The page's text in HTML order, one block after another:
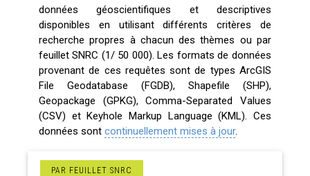
données géoscientifiques et descriptives
disponibles en utilisant différents critères de
recherche propres à chacun des thèmes ou par
feuillet SNRC (1/ 50 000). Les formats de données
provenant de ces requêtes sont de types ArcGIS
File Geodatabase (FGDB), Shapefile (SHP),
Geopackage (GPKG), Comma-Separated Values
(CSV) et Keyhole Markup Language (KML). Ces
données sont continuellement mises à jour.
PAR FEUILLET SNRC